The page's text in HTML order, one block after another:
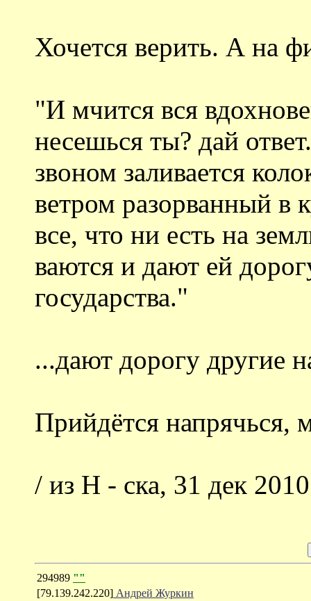
Хочется верить. А на
"И мчится вся
несешься ты? дай
звоном заливается
ветром разорванный в
все, что ни есть на
ваются и дают ей
государства."
...дают дорогу другие
Прийдётся напрячься,
/ из Н - ска, 31 дек
294989 ""
[79.139.242.220] Андрей Журкин